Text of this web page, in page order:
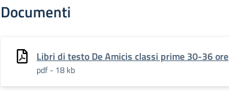
Documenti
Libri di testo De Amicis classi prime 30-36 ore
pdf - 18 kb